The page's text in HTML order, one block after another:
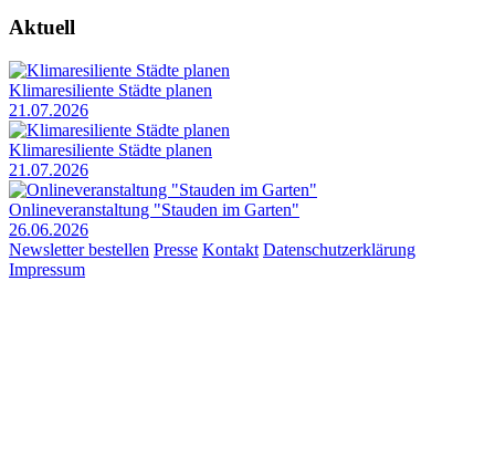
Aktuell
Klimaresiliente Städte planen
21.07.2026
Klimaresiliente Städte planen
21.07.2026
Onlineveranstaltung "Stauden im Garten"
26.06.2026
Newsletter bestellen Presse Kontakt Datenschutzerklärung
Impressum